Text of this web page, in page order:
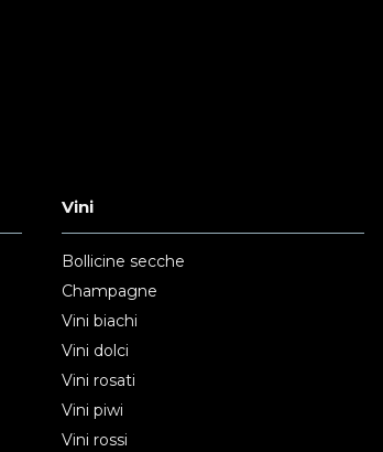
Vini
Bollicine secche
Champagne
Vini biachi
Vini dolci
Vini rosati
Vini piwi
Vini rossi